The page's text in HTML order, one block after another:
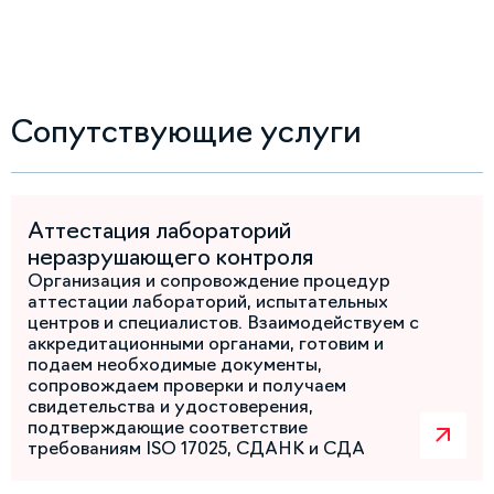
Сопутствующие услуги
Аттестация лабораторий
неразрушающего контроля
Организация и сопровождение процедур
аттестации лабораторий, испытательных
центров и специалистов. Взаимодействуем с
аккредитационными органами, готовим и
подаем необходимые документы,
сопровождаем проверки и получаем
свидетельства и удостоверения,
подтверждающие соответствие
требованиям ISO 17025, СДАНК и СДА